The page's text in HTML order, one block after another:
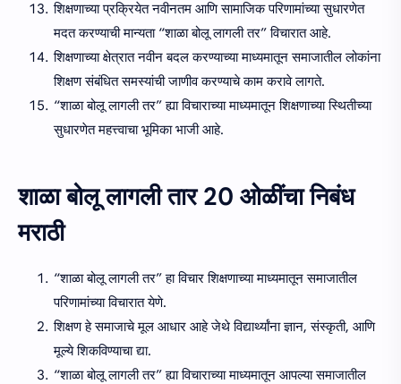
शिक्षणाच्या प्रक्रियेत नवीनतम आणि सामाजिक परिणामांच्या सुधारणेत
मदत करण्याची मान्यता “शाळा बोलू लागली तर” विचारात आहे.
शिक्षणाच्या क्षेत्रात नवीन बदल करण्याच्या माध्यमातून समाजातील लोकांना
शिक्षण संबंधित समस्यांची जाणीव करण्याचे काम करावे लागते.
“शाळा बोलू लागली तर” ह्या विचाराच्या माध्यमातून शिक्षणाच्या स्थितीच्या
सुधारणेत महत्त्वाचा भूमिका भाजी आहे.
शाळा बोलू लागली तार 20 ओळींचा निबंध
मराठी
“शाळा बोलू लागली तर” हा विचार शिक्षणाच्या माध्यमातून समाजातील
परिणामांच्या विचारात येणे.
शिक्षण हे समाजाचे मूल आधार आहे जेथे विद्यार्थ्यांना ज्ञान, संस्कृती, आणि
मूल्ये शिकविण्याचा द्या.
“शाळा बोलू लागली तर” ह्या विचाराच्या माध्यमातून आपल्या समाजातील